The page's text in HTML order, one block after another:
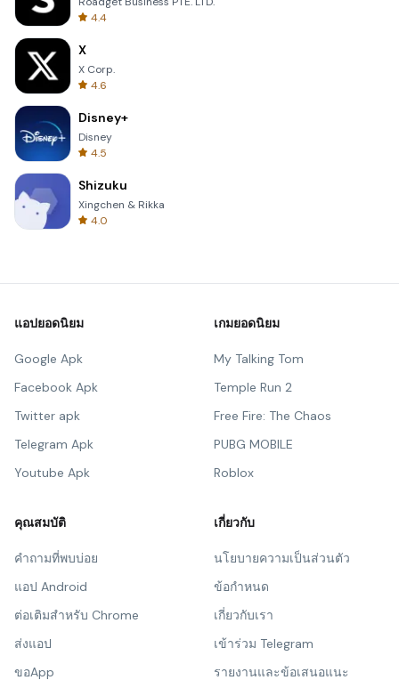
4.4
X
X Corp.
4.6
Disney+
Disney
4.5
Shizuku
Xingchen & Rikka
4.0
แอปยอดนิยม
Google Apk
Facebook Apk
Twitter apk
Telegram Apk
Youtube Apk
เกมยอดนิยม
My Talking Tom
Temple Run 2
Free Fire: The Chaos
PUBG MOBILE
Roblox
คุณสมบัติ
คำถามที่พบบ่อย
แอป Android
ต่อเติมสำหรับ Chrome
ส่งแอป
ขอApp
เกี่ยวกับ
นโยบายความเป็นส่วนตัว
ข้อกำหนด
เกี่ยวกับเรา
เข้าร่วม Telegram
รายงานและข้อเสนอแนะ